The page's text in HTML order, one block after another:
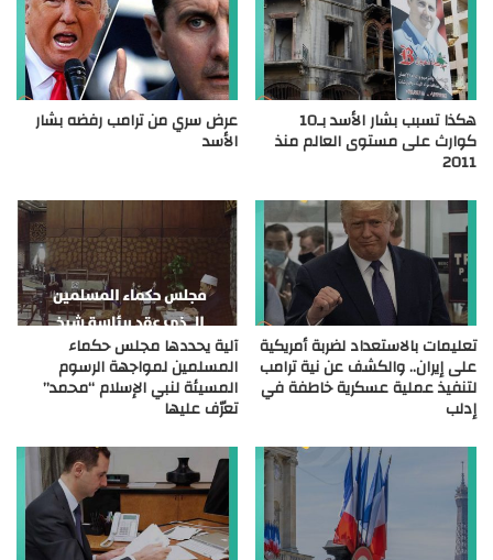
هكذا تسبب بشار الأسد بـ10
كوارث على مستوى العالم منذ
2011
عرض سري من ترامب رفضه بشار
الأسد
تعليمات بالاستعداد لضربة أمريكية
على إيران.. والكشف عن نية ترامب
لتنفيذ عملية عسكرية خاطفة في
إدلب
آلية يحددها مجلس حكماء
المسلمين لمواجهة الرسوم
المسيئة لنبي الإسلام “محمد”
تعرّف عليها